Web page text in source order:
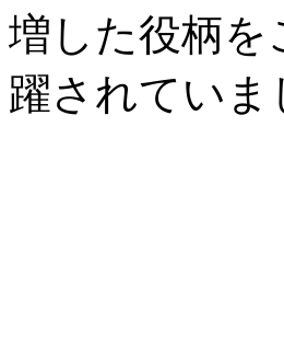
増した役柄を
躍されていま